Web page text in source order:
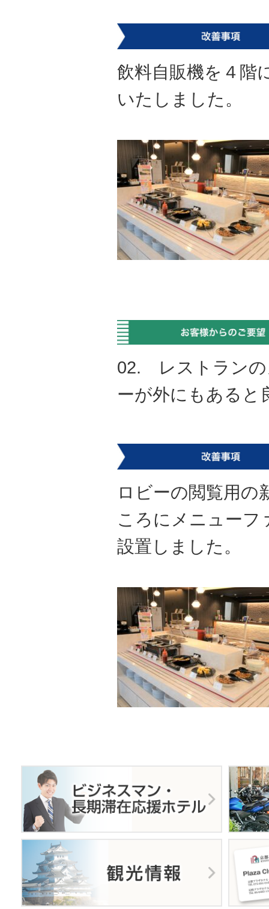
飲料自販機を４階
いたしました。
02. レストランの
ーが外にもあると
ロビーの閲覧用の
ころにメニューフ
設置しました。